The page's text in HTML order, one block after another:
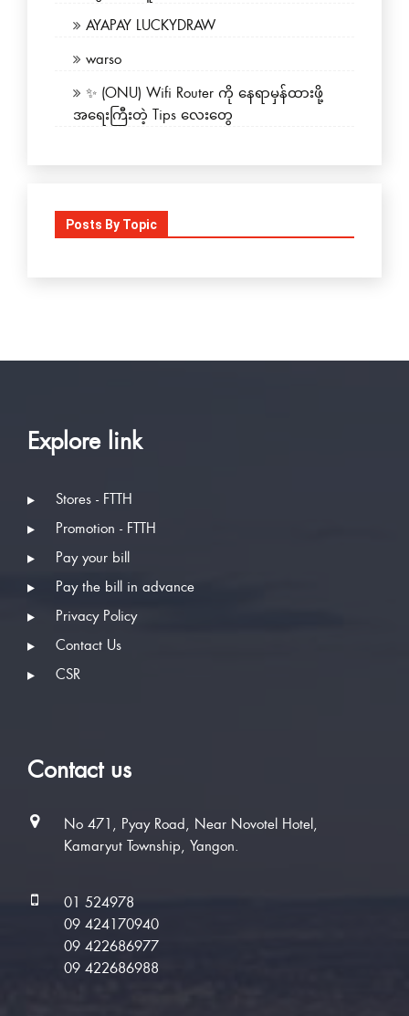
AYAPAY LUCKYDRAW
warso
✨ (ONU) Wifi Router ကို နေရာမှန်ထားဖို့
အရေးကြီးတဲ့ Tips လေးတွေ
Posts By Topic
Explore link
Stores - FTTH
Promotion - FTTH
Pay your bill
Pay the bill in advance
Privacy Policy
Contact Us
CSR
Contact us
No 471, Pyay Road, Near Novotel Hotel,
Kamaryut Township, Yangon.
01 524978
09 424170940
09 422686977
09 422686988